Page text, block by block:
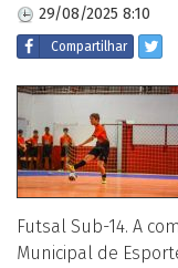
29/08/2025 8:10
Compartilhar
Futsal Sub-14. A
Municipal de